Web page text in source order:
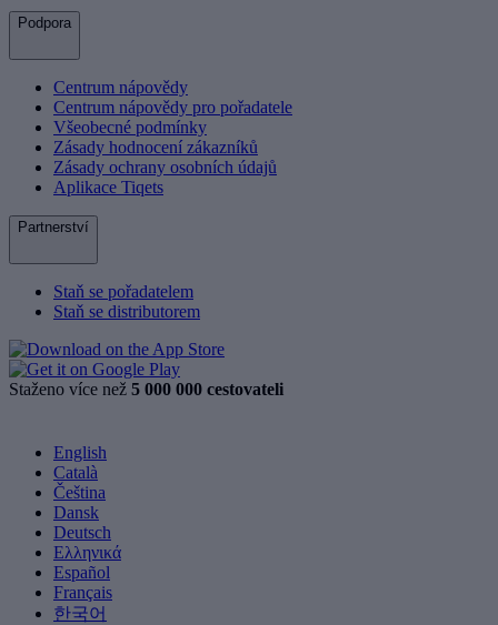
Podpora
Centrum nápovědy
Centrum nápovědy pro pořadatele
Všeobecné podmínky
Zásady hodnocení zákazníků
Zásady ochrany osobních údajů
Aplikace Tiqets
Partnerství
Staň se pořadatelem
Staň se distributorem
Staženo více než 5 000 000 cestovateli
English
Català
Čeština
Dansk
Deutsch
Ελληνικά
Español
Français
한국어